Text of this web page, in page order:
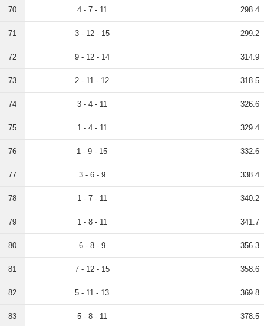
70 4 - 7 - 11 298.4
71 3 - 12 - 15 299.2
72 9 - 12 - 14 314.9
73 2 - 11 - 12 318.5
74 3 - 4 - 11 326.6
75 1 - 4 - 11 329.4
76 1 - 9 - 15 332.6
77 3 - 6 - 9 338.4
78 1 - 7 - 11 340.2
79 1 - 8 - 11 341.7
80 6 - 8 - 9 356.3
81 7 - 12 - 15 358.6
82 5 - 11 - 13 369.8
83 5 - 8 - 11 378.5